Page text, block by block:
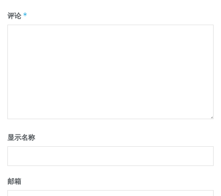
评论 *
显示名称
邮箱